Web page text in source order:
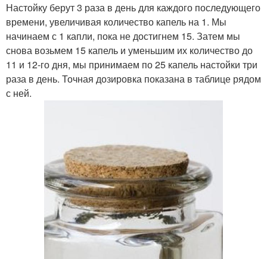
Настойку берут 3 раза в день для каждого последующего
времени, увеличивая количество капель на 1. Мы
начинаем с 1 капли, пока не достигнем 15. Затем мы
снова возьмем 15 капель и уменьшим их количество до
11 и 12-го дня, мы принимаем по 25 капель настойки три
раза в день. Точная дозировка показана в таблице рядом
с ней.